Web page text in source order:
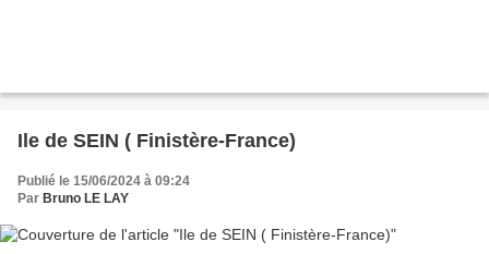
Ile de SEIN ( Finistère-France)
Publié le 15/06/2024 à 09:24
Par Bruno LE LAY